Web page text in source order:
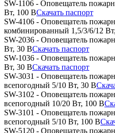
SW-1106 - Оповещатель
Вт, 100 ВСкачать паспорт
SW-4106 - Оповещатель
комбинированный 1,5/3/6/12
SW-2036 - Оповещатель
Вт, 30 ВСкачать паспорт
SW-1036 - Оповещатель
Вт, 30 ВСкачать паспорт
SW-3031 - Оповещатель
всепогодный 5/10 Вт, 30 В
SW-3102 - Оповещатель
всепогодный 10/20 Вт, 100 В
SW-3101 - Оповещатель
всепогодный 5/10 Вт, 100 В
SW-5120 - Оповещатель